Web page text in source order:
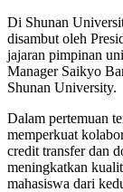
Di Shunan
disambut oleh
jajaran pimpinan
Manager Saikyo
Shunan University.
Dalam pertemuan
memperkuat
credit transfer dan
meningkatkan
mahasiswa dari